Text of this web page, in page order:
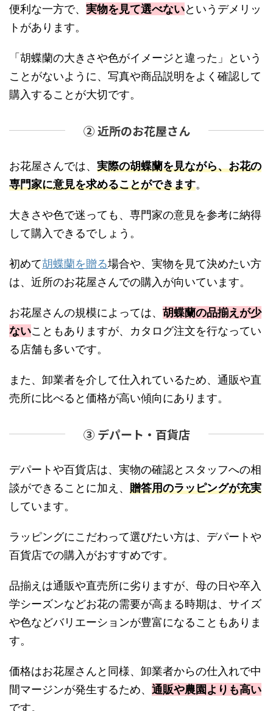
便利な一方で、 実物を見て選べないというデメリッ
トがあります。
「胡蝶蘭の大きさや色がイメージと違った」という
ことがないように、写真や商品説明をよく確認して
購入することが大切です。
② 近所のお花屋さん
お花屋さんでは、 実際の胡蝶蘭を見ながら、お花の
専門家に意見を求めることができます。
大きさや色で迷っても、専門家の意見を参考に納得
して購入できるでしょう。
初めて胡蝶蘭を贈る場合や、実物を見て決めたい方
は、近所のお花屋さんでの購入が向いています。
お花屋さんの規模によっては、 胡蝶蘭の品揃えが少
ないこともありますが、カタログ注文を行なってい
る店舗も多いです。
また、卸業者を介して仕入れているため、通販や直
売所に比べると価格が高い傾向にあります。
③ デパート・百貨店
デパートや百貨店は、実物の確認とスタッフへの相
談ができることに加え、 贈答用のラッピングが充実
しています。
ラッピングにこだわって選びたい方は、デパートや
百貨店での購入がおすすめです。
品揃えは通販や直売所に劣りますが、母の日や卒入
学シーズンなどお花の需要が高まる時期は、サイズ
や色などバリエーションが豊富になることもありま
す。
価格はお花屋さんと同様、卸業者からの仕入れで中
間マージンが発生するため、 通販や農園よりも高い
です。